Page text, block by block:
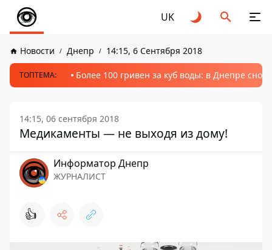
UK
Новости Днепр 14:15, 6 Сентября 2018
ТОПТЕМА: Более 100 гривен за куб воды: в Днепре
14:15, 06 сентября 2018
Медикаменты — не выходя из дому!
Информатор Днепр
ЖУРНАЛИСТ
👍